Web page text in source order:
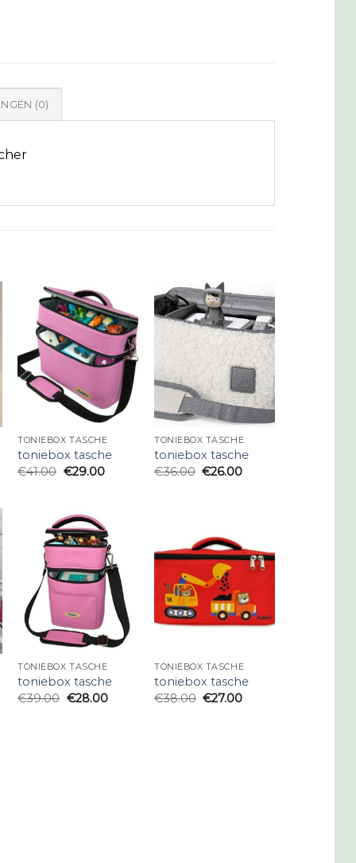
(0)
TONIEBOX TASCHE
toniebox tasche
€41.00 €29.00
TONIEBOX TASCHE
toniebox tasche
€36.00 €26.00
TONIEBOX TASCHE
toniebox tasche
€39.00 €28.00
TONIEBOX TASCHE
toniebox tasche
€38.00 €27.00